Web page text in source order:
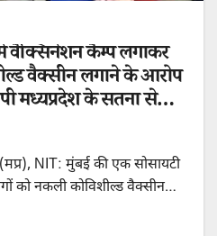
वैक्सिनेशन कैम्प लगाकर
वैक्सीन लगाने के आरोप
मध्यप्रदेश के सतना से
(मप्र), NIT: मुंबई की एक सोसायटी
को नकली कोविशील्ड वैक्सीन…